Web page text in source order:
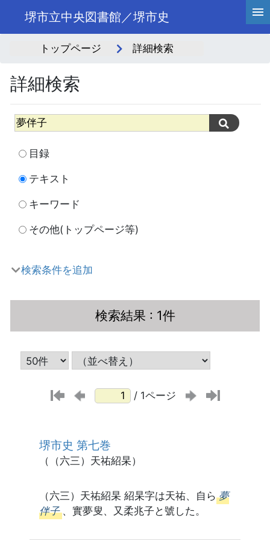
堺市立中央図書館／堺市史
トップページ 詳細検索
詳細検索
目録
テキスト
キーワード
その他(トップページ等)
検索条件を追加
検索結果 : 1件
/ 1ページ
堺市史 第七巻
（（六三）天祐紹杲）
（六三）天祐紹杲 紹杲字は天祐、自ら 夢
伴子 、實夢叟、又柔兆子と號した。